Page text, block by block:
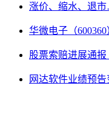
涨价、缩水、退
华微电子（
股票索赔进展通报
网达软件业绩预